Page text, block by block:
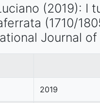
(2019): I
(1710/
Journal
2019